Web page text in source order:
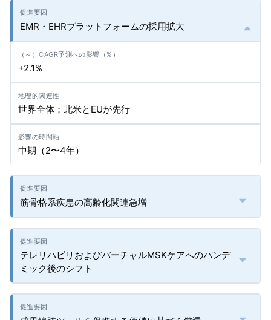
EMR・EHRプラットフォームの採用拡大
+2.1%
世界全体；北米とEUが先行
中期（2〜4年）
筋骨格系疾患の高齢化関連急増
テレリハビリおよびバーチャルMSKケアへのパンデ
ミック後のシフト